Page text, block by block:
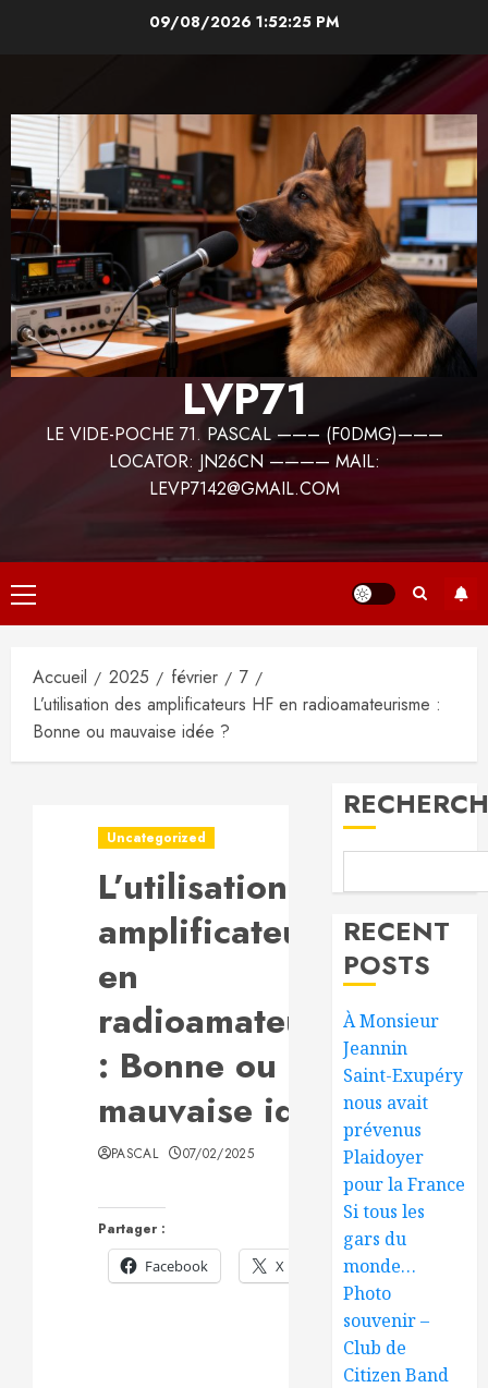
09/08/2026 1:52:26 PM
LVP71
LE VIDE-POCHE 71. PASCAL ——– (F0DMG)———
LOCATOR: JN26CN ———— MAIL:
LEVP7142@GMAIL.COM
Menu
principal
Accueil 2025 février
7
L’utilisation des amplificateurs HF en radioamateurisme :
Bonne ou mauvaise idée ?
Uncategorized
L’utilisation des
amplificateurs HF
en
radioamateurisme
: Bonne ou
mauvaise idée ?
Partager :
Facebook
X
PASCAL 07/02/2025
RECENT
POSTS
À Monsieur
Jeannin
Saint-Exupéry
nous avait
prévenus
Plaidoyer
pour la France
Si tous les
gars du
monde…
Photo
souvenir –
Club de
Citizen Band